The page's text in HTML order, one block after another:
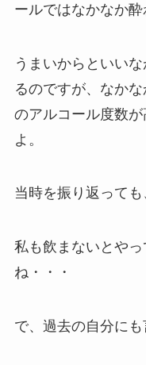
ールではなかなか酔
うまいからといい
るのですが、なか
のアルコール度数
よ。
当時を振り返っても
私も飲まないとや
ね・・・
で、過去の自分にも